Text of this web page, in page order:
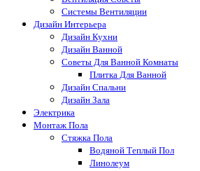
Системы Вентиляции
Дизайн Интерьера
Дизайн Кухни
Дизайн Ванной
Советы Для Ванной Комнаты
Плитка Для Ванной
Дизайн Спальни
Дизайн Зала
Электрика
Монтаж Пола
Стяжка Пола
Водяной Теплый Пол
Линолеум